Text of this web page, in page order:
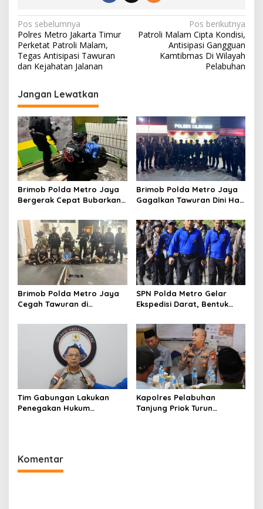
N
a
v
i
g
a
s
i
p
o
s
Pos sebelumnya
Polres Metro Jakarta Timur
Perketat Patroli Malam,
Tegas Antisipasi Tawuran
dan Kejahatan Jalanan
Pos berikutnya
Patroli Malam Cipta Kondisi,
Antisipasi Gangguan
Kamtibmas Di Wilayah
Pelabuhan
Jangan Lewatkan
Brimob Polda Metro Jaya
Bergerak Cepat Bubarkan
Orang dan 3 Celurit
Diamankan
Brimob Polda Metro Jaya
Gagalkan Tawuran Dini Hari
Pelaku 2 Parang dan Stik
Golf Diamankan
Brimob Polda Metro Jaya
Cegah Tawuran di
hingga Balok Dan 8
Pemuda Diamankan
SPN Polda Metro Gelar
Ekspedisi Darat, Bentuk
Humanis
Tim Gabungan Lakukan
Penegakan Hukum
Kapolres Pelabuhan
Tanjung Priok Turun
Komentar